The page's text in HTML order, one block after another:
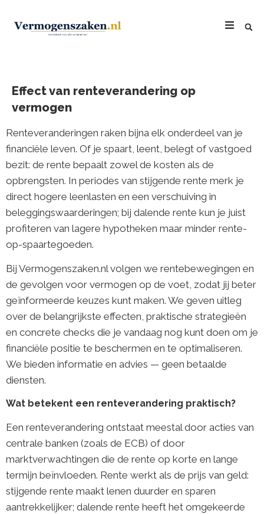
Effect van renteverandering op
vermogen
Renteveranderingen raken bijna elk onderdeel van je
financiële leven. Of je spaart, leent, belegt of vastgoed
bezit: de rente bepaalt zowel de kosten als de
opbrengsten. In periodes van stijgende rente merk je
direct hogere leenlasten en een verschuiving in
beleggingswaarderingen; bij dalende rente kun je juist
profiteren van lagere hypotheken maar minder rente-
op-spaartegoeden.
Bij Vermogenszaken.nl volgen we rentebewegingen en
de gevolgen voor vermogen op de voet, zodat jij beter
geïnformeerde keuzes kunt maken. We geven uitleg
over de belangrijkste effecten, praktische strategieën
en concrete checks die je vandaag nog kunt doen om je
financiële positie te beschermen en te optimaliseren.
We bieden informatie en advies — geen betaalde
diensten.
Wat betekent een renteverandering praktisch?
Een renteverandering ontstaat meestal door acties van
centrale banken (zoals de ECB) of door
marktverwachtingen die de rente op korte en lange
termijn beïnvloeden. Rente werkt als de prijs van geld:
stijgende rente maakt lenen duurder en sparen
aantrekkelijker; dalende rente heeft het omgekeerde